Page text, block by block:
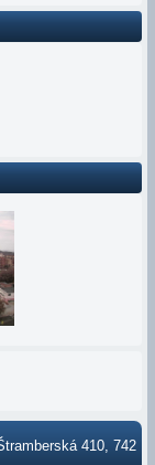
410, 742